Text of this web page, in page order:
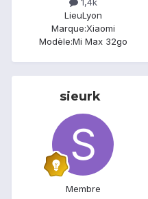
1,4k
LieuLyon
Marque:Xiaomi
Modèle:Mi Max 32go
sieurk
Membre